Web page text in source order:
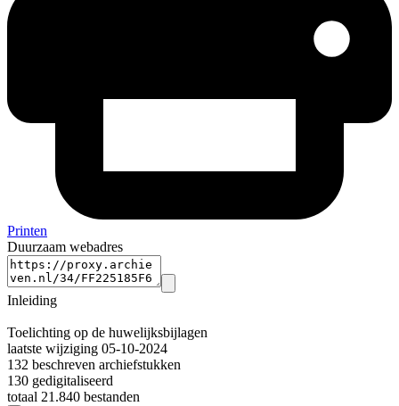
Printen
Duurzaam webadres
Inleiding
Toelichting op de huwelijksbijlagen
laatste wijziging 05-10-2024
132 beschreven archiefstukken
130 gedigitaliseerd
totaal 21.840 bestanden